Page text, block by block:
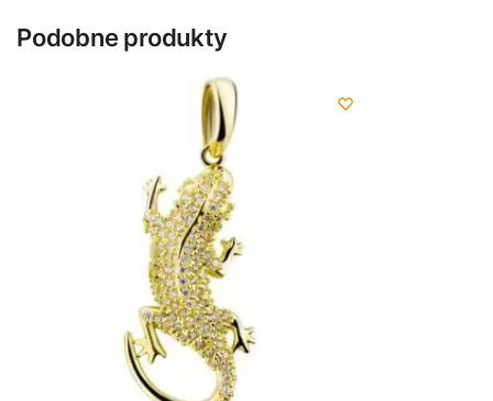
Podobne produkty